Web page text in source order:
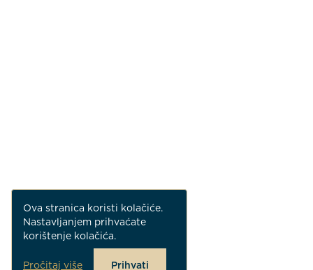
Ova stranica koristi kolačiće.
Nastavljanjem prihvaćate
korištenje kolačića.
Pročitaj više Prihvati